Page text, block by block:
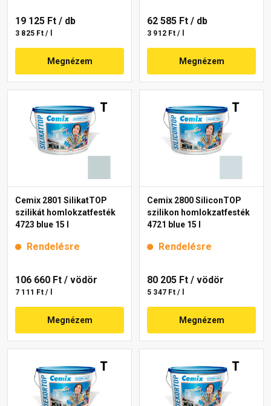
19 125 Ft / db
3 825 Ft / l
Megnézem
62 585 Ft / db
3 912 Ft / l
Megnézem
Cemix 2801 SilikatTOP
szilikát homlokzatfesték
4723 blue 15 l
Rendelésre
106 660 Ft / vödör
7 111 Ft / l
Megnézem
Cemix 2800 SiliconTOP
szilikon homlokzatfesték
4721 blue 15 l
Rendelésre
80 205 Ft / vödör
5 347 Ft / l
Megnézem